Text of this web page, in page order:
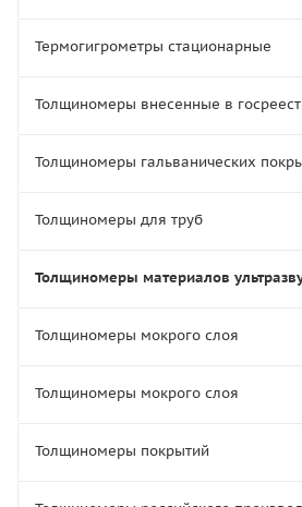
Термогигрометры стационарные
Толщиномеры внесенные в
Толщиномеры гальванических
Толщиномеры для труб
Толщиномеры материалов
Толщиномеры мокрого слоя
Толщиномеры мокрого слоя
Толщиномеры покрытий